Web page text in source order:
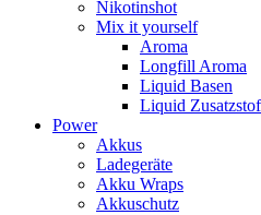
Nikotinshot
Mix it yourself
Aroma
Longfill Aroma
Liquid Basen
Liquid
Power
Akkus
Ladegeräte
Akku Wraps
Akkuschutz